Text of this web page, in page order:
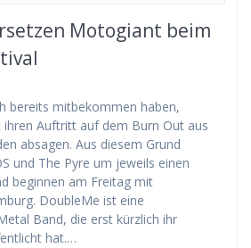
Motogiant beim
bereits mitbekommen haben,
Auftritt auf dem Burn Out aus
absagen. Aus diesem Grund
und The Pyre um jeweils einen
beginnen am Freitag mit
DoubleMe ist eine
Band, die erst kürzlich ihr
hat.…